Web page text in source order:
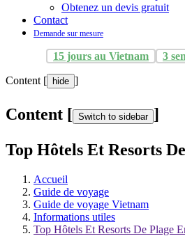
Obtenez un devis gratuit
Contact
Demande sur mesure
15 jours au Vietnam 3
Content [ hide ]
Content [ Switch to sidebar ]
Top Hôtels Et Resorts
Accueil
Guide de voyage
Guide de voyage Vietnam
Informations utiles
Top Hôtels Et Resorts De Plage